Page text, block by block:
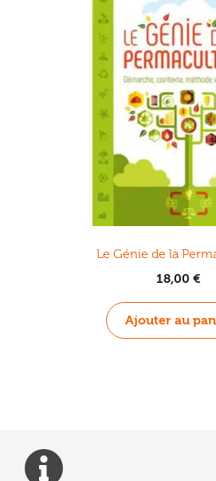
Le Génie de la
18,00 €
Ajouter au